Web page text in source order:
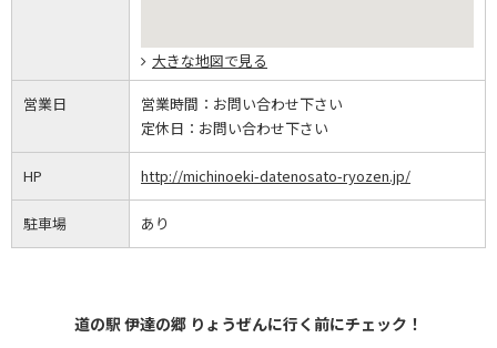
大きな地図で見る
営業日 営業時間： お問い合わせ下さい
定休日： お問い合わせ下さい
HP http://michinoeki-datenosato-ryozen.jp/
駐車場 あり
道の駅 伊達の郷 りょうぜんに行く前にチェック！